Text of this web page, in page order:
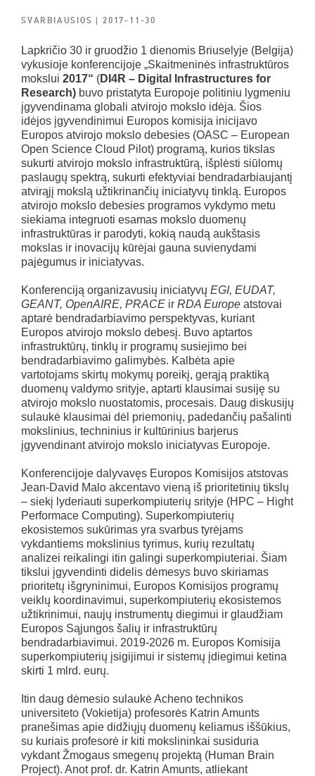
SVARBIAUSIOS| 2017-11-30
Lapkričio 30 ir gruodžio 1 dienomis Briuselyje (Belgija)
vykusioje konferencijoje „Skaitmeninės infrastruktūros
mokslui 2017“ (DI4R – Digital Infrastructures for
Research) buvo pristatyta Europoje politiniu lygmeniu
įgyvendinama globali atvirojo mokslo idėja. Šios
idėjos įgyvendinimui Europos komisija inicijavo
Europos atvirojo mokslo debesies (OASC – European
Open Science Cloud Pilot) programą, kurios tikslas
sukurti atvirojo mokslo infrastruktūrą, išplėsti siūlomų
paslaugų spektrą, sukurti efektyviai bendradarbiaujantį
atvirąjį mokslą užtikrinančių iniciatyvų tinklą. Europos
atvirojo mokslo debesies programos vykdymo metu
siekiama integruoti esamas mokslo duomenų
infrastruktūras ir parodyti, kokią naudą aukštasis
mokslas ir inovacijų kūrėjai gauna suvienydami
pajėgumus ir iniciatyvas.
Konferenciją organizavusių iniciatyvų EGI, EUDAT,
GEANT, OpenAIRE, PRACE ir RDA Europe atstovai
aptarė bendradarbiavimo perspektyvas, kuriant
Europos atvirojo mokslo debesį. Buvo aptartos
infrastruktūrų, tinklų ir programų susiejimo bei
bendradarbiavimo galimybės. Kalbėta apie
vartotojams skirtų mokymų poreikį, gerąją praktiką
duomenų valdymo srityje, aptarti klausimai susiję su
atvirojo mokslo nuostatomis, procesais. Daug diskusijų
sulaukė klausimai dėl priemonių, padedančių pašalinti
mokslinius, techninius ir kultūrinius barjerus
įgyvendinant atvirojo mokslo iniciatyvas Europoje.
Konferencijoje dalyvavęs Europos Komisijos atstovas
Jean-David Malo akcentavo vieną iš prioritetinių tikslų
– siekį lyderiauti superkompiuterių srityje (HPC – Hight
Performace Computing). Superkompiuterių
ekosistemos sukūrimas yra svarbus tyrėjams
vykdantiems mokslinius tyrimus, kurių rezultatų
analizei reikalingi itin galingi superkompiuteriai. Šiam
tikslui įgyvendinti didelis dėmesys buvo skiriamas
prioritetų išgryninimui, Europos Komisijos programų
veiklų koordinavimui, superkompiuterių ekosistemos
užtikrinimui, naujų instrumentų diegimui ir glaudžiam
Europos Sąjungos šalių ir infrastruktūrų
bendradarbiavimui. 2019-2026 m. Europos Komisija
superkompiuterių įsigijimui ir sistemų įdiegimui ketina
skirti 1 mlrd. eurų.
Itin daug dėmesio sulaukė Acheno technikos
universiteto (Vokietija) profesorės Katrin Amunts
pranešimas apie didžiųjų duomenų keliamus iššūkius,
su kuriais profesorė ir kiti mokslininkai susiduria
vykdant Žmogaus smegenų projektą (Human Brain
Project). Anot prof. dr. Katrin Amunts, atliekant